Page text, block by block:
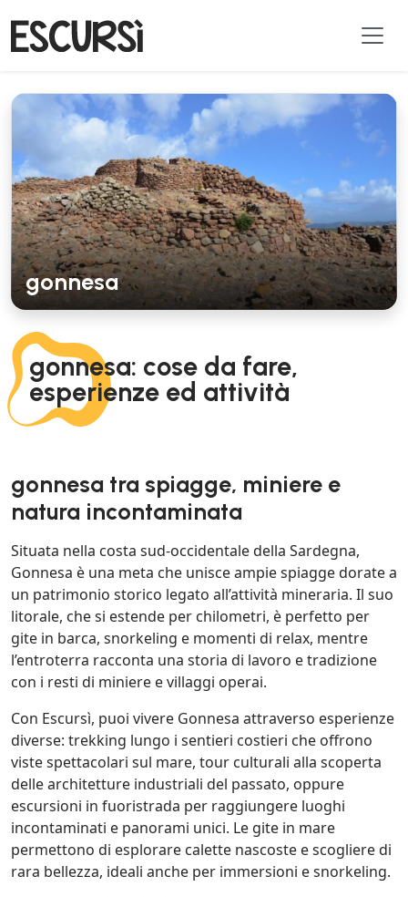
gonnesa: cose da fare,
esperienze ed attività
gonnesa
gonnesa tra spiagge, miniere e
natura incontaminata
Situata nella costa sud-occidentale della Sardegna,
Gonnesa è una meta che unisce ampie spiagge dorate a
un patrimonio storico legato all’attività mineraria. Il suo
litorale, che si estende per chilometri, è perfetto per
gite in barca, snorkeling e momenti di relax, mentre
l’entroterra racconta una storia di lavoro e tradizione
con i resti di miniere e villaggi operai.
Con Escursì, puoi vivere Gonnesa attraverso esperienze
diverse: trekking lungo i sentieri costieri che offrono
viste spettacolari sul mare, tour culturali alla scoperta
delle architetture industriali del passato, oppure
escursioni in fuoristrada per raggiungere luoghi
incontaminati e panorami unici. Le gite in mare
permettono di esplorare calette nascoste e scogliere di
rara bellezza, ideali anche per immersioni e snorkeling.